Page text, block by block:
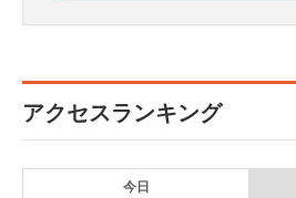
アクセスランキング
今日